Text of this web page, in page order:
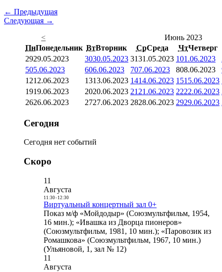
← Предыдущая
Следующая →
<
Июнь 2023
ПнПонедельник ВтВторник СрСреда ЧтЧетверг
2929.05.2023 3030.05.2023 3131.05.2023 101.06.2023
505.06.2023 606.06.2023 707.06.2023 808.06.2023
1212.06.2023 1313.06.2023 1414.06.2023 1515.06.2023
1919.06.2023 2020.06.2023 21 21.06.2023 2222.06.2023
2626.06.2023 2727.06.2023 2828.06.2023 2929.06.2023
Сегодня
Сегодня нет событий
Скоро
11
Августа
11:30- 12:30
Виртуальный концертный зал 0+
Показ м/ф «Мойдодыр» (Союзмультфильм, 1954,
16 мин.); «Ивашка из Дворца пионеров»
(Союзмультфильм, 1981, 10 мин.); «Паровозик из
Ромашкова» (Союзмультфильм, 1967, 10 мин.)
(Ульяновой, 1, зал № 12)
11
Августа